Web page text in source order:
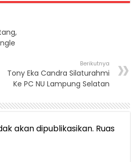
Berikutnya
Tony Eka Candra Silaturahmi
Ke PC NU Lampung Selatan
akan dipublikasikan. Ruas